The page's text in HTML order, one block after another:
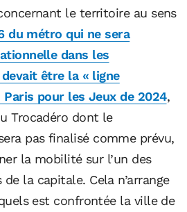
le territoire au sens
du métro qui ne sera
dans les
être la « ligne
pour les Jeux de 2024,
Trocadéro dont le
pas finalisé comme prévu,
la mobilité sur l’un des
la capitale. Cela n’arrange
est confrontée la ville de